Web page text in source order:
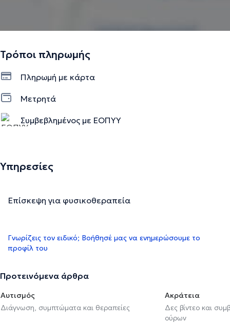
Τρόποι πληρωμής
Πληρωμή με κάρτα
Μετρητά
Συμβεβλημένος με ΕΟΠΥΥ
Υπηρεσίες
Επίσκεψη για φυσικοθεραπεία
Γνωρίζεις τον ειδικό; Βοήθησέ μας να ενημερώσουμε το
προφίλ του
Προτεινόμενα άρθρα
Αυτισμός
Διάγνωση, συμπτώματα και θεραπείες
Ακράτεια
Δες βίντεο και
ούρων